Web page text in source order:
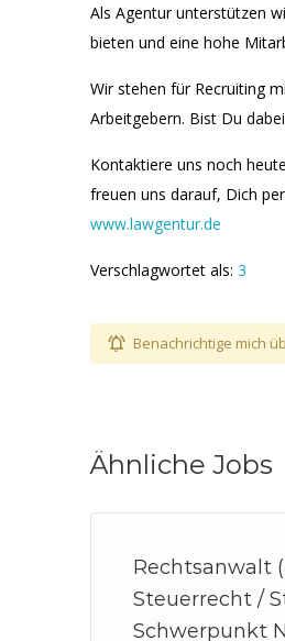
Als Agentur unterstützen
bieten und eine hohe
Wir stehen für Recruiting
Arbeitgebern. Bist Du
Kontaktiere uns noch
freuen uns darauf, Dich
www.lawgentur.de
Verschlagwortet als: 3
Benachrichtige mich
Ähnliche Jobs
Rechtsanwalt
Steuerrecht /
Schwerpunkt